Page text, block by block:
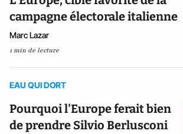
campagne électorale italienne
Marc Lazar
1 min de lecture
EAU QUI DORT
Pourquoi l'Europe ferait bien
de prendre Silvio Berlusconi